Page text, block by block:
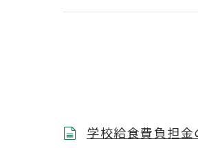
学校給食費負担